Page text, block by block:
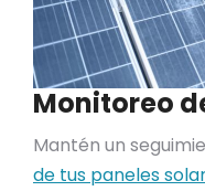
Monitoreo
Mantén un
de tus paneles